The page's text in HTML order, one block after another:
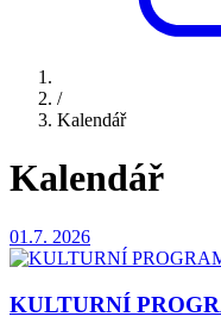
/
Kalendář
Kalendář
01.7. 2026
KULTURNÍ